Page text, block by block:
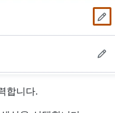
합니다.